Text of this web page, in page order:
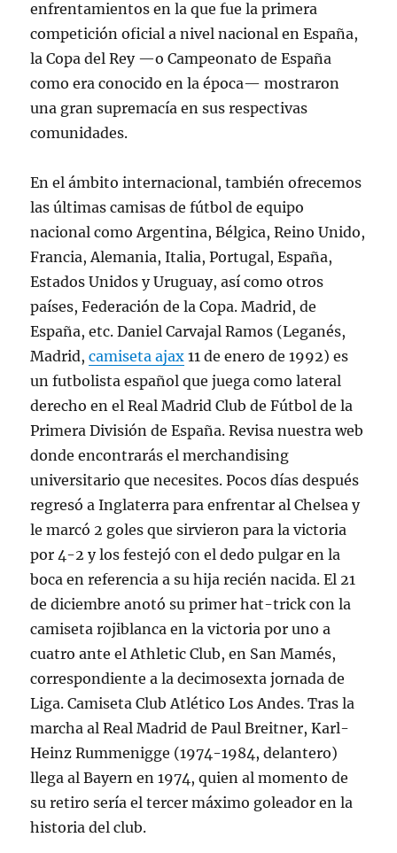
enfrentamientos en la que fue la primera
competición oficial a nivel nacional en España,
la Copa del Rey —o Campeonato de España
como era conocido en la época— mostraron
una gran supremacía en sus respectivas
comunidades.
En el ámbito internacional, también ofrecemos
las últimas camisas de fútbol de equipo
nacional como Argentina, Bélgica, Reino Unido,
Francia, Alemania, Italia, Portugal, España,
Estados Unidos y Uruguay, así como otros
países, Federación de la Copa. Madrid, de
España, etc. Daniel Carvajal Ramos (Leganés,
Madrid,camiseta ajax 11 de enero de 1992) es
un futbolista español que juega como lateral
derecho en el Real Madrid Club de Fútbol de la
Primera División de España. Revisa nuestra web
donde encontrarás el merchandising
universitario que necesites. Pocos días después
regresó a Inglaterra para enfrentar al Chelsea y
le marcó 2 goles que sirvieron para la victoria
por 4-2 y los festejó con el dedo pulgar en la
boca en referencia a su hija recién nacida. El 21
de diciembre anotó su primer hat-trick con la
camiseta rojiblanca en la victoria por uno a
cuatro ante el Athletic Club, en San Mamés,
correspondiente a la decimosexta jornada de
Liga. Camiseta Club Atlético Los Andes. Tras la
marcha al Real Madrid de Paul Breitner, Karl-
Heinz Rummenigge (1974-1984, delantero)
llega al Bayern en 1974, quien al momento de
su retiro sería el tercer máximo goleador en la
historia del club.